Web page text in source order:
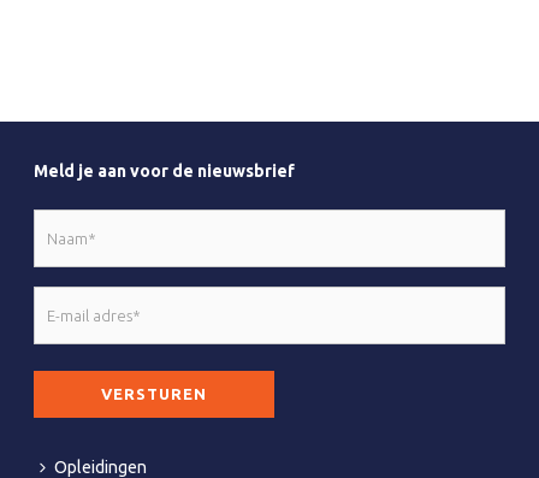
Meld je aan voor de nieuwsbrief
Opleidingen